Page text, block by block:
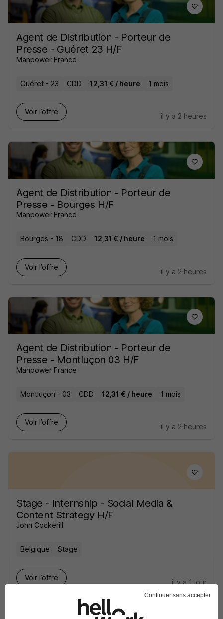
Agent de Distribution - Porteur de
Presse - Guéret 23 H/F
Manpower France
Guéret - 23 CDD 12,31 € / heure 1 mois
Voir l’offre
il y a 2 heures
Agent de Distribution - Porteur de
Presse - Bourges H/F
Manpower France
Bourges - 18 CDD 12,31 € / heure 1 mois
Voir l’offre
il y a 2 heures
Agent de Distribution - Porteur de
Presse - Montluçon 03 H/F
Manpower France
Montluçon - 03 CDD 12,31 € / heure 1 mois
Voir l’offre
il y a 2 heures
Stage - Internship - Social Media &
Content Strategy H/F
John Cockerill
Belgique Stage
Voir l’offre
il y a 1 jour
Continuer sans accepter